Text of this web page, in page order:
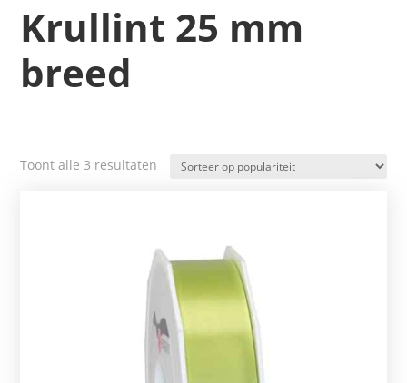
Krullint 25 mm
breed
Toont alle 3 resultaten Gesorteerd